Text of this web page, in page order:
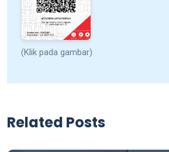
(Klik pada gambar)
Related Posts